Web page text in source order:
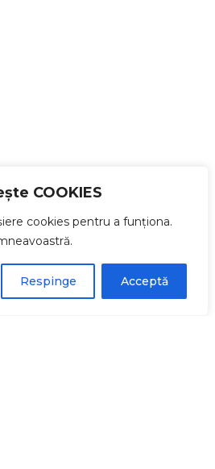
COOKIES
cookies pentru a funționa.
Respinge Acceptă